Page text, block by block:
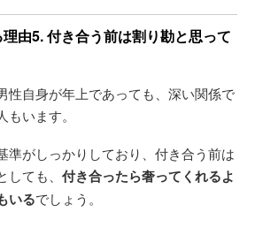
由5. 付き合う前は割り勘と思って
性自身が年上であっても、深い関係で
います。
準がしっかりしており、付き合う前は
ても、 付き合ったら奢ってくれるよ
いるでしょう。